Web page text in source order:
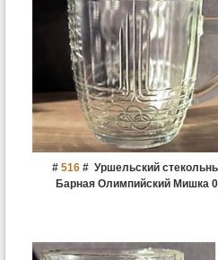
# 516 # Уршельский
Барная Олимпийский Мишка